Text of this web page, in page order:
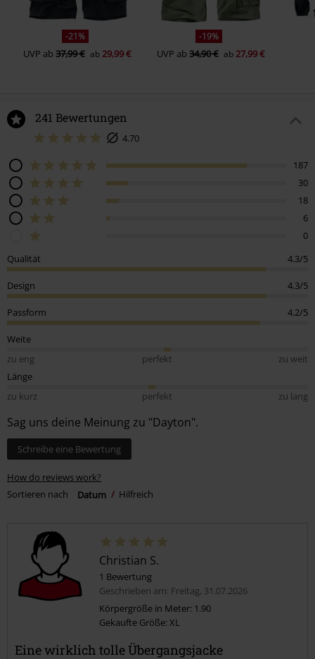
-21%
UVP ab37,99 € ab 29,99 €
-19%
UVP ab34,90 € ab 27,99 €
241 Bewertungen
4.70
187
30
18
6
0
Qualität
4.3/5
Design 4.3/5
Passform 4.2/5
Weite
zu eng
perfekt
zu weit
Länge
zu kurz
perfekt zu lang
Sag uns deine Meinung zu "Dayton".
Schreibe eine Bewertung
How do reviews work?
Sortieren nach
Datum Hilfreich
Christian S.
1 Bewertung
Geschrieben am: Freitag, 31.07.2026
Körpergröße in Meter: 1.90
Gekaufte Größe: XL
Eine wirklich tolle Übergangsjacke